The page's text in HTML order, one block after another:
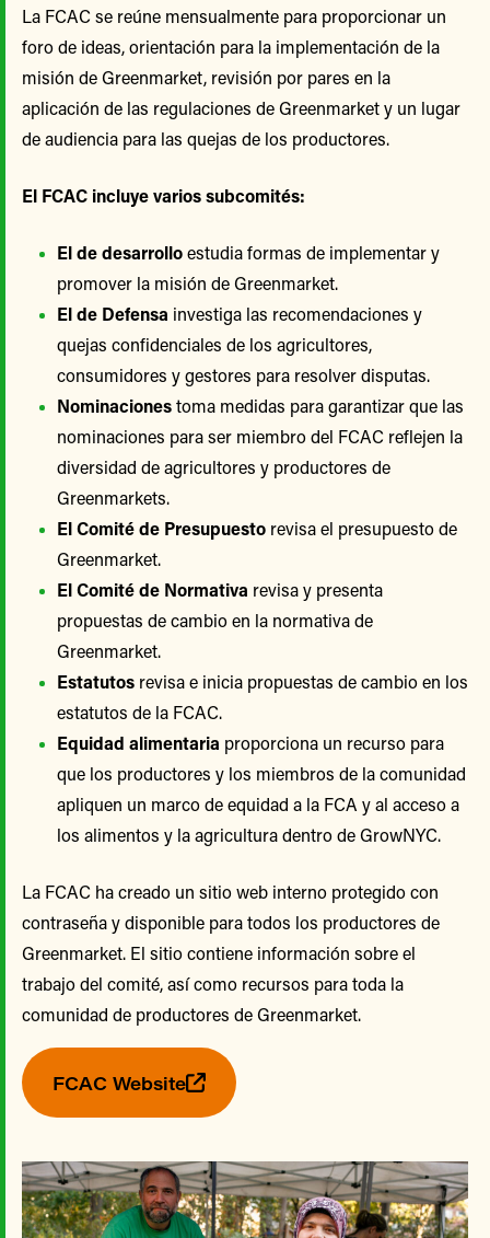
La FCAC se reúne mensualmente para proporcionar un
foro de ideas, orientación para la implementación de la
misión de Greenmarket, revisión por pares en la
aplicación de las regulaciones de Greenmarket y un lugar
de audiencia para las quejas de los productores.
El FCAC incluye varios subcomités:
El de desarrolloestudia formas de implementar y
promover la misión de Greenmarket.
El de Defensa investiga las recomendaciones y
quejas confidenciales de los agricultores,
consumidores y gestores para resolver disputas.
Nominacionestoma medidas para garantizar que las
nominaciones para ser miembro del FCAC reflejen la
diversidad de agricultores y productores de
Greenmarkets.
El Comité de Presupuesto revisa el presupuesto de
Greenmarket.
El Comité de Normativa revisa y presenta
propuestas de cambio en la normativa de
Greenmarket.
Estatutos revisa e inicia propuestas de cambio en los
estatutos de la FCAC.
Equidad alimentaria proporciona un recurso para
que los productores y los miembros de la comunidad
apliquen un marco de equidad a la FCA y al acceso a
los alimentos y la agricultura dentro de GrowNYC.
La FCAC ha creado un sitio web interno protegido con
contraseña y disponible para todos los productores de
Greenmarket. El sitio contiene información sobre el
trabajo del comité, así como recursos para toda la
comunidad de productores de Greenmarket.
FCAC Website